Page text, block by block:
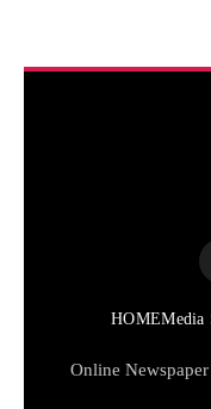
HOMEMedia
Online